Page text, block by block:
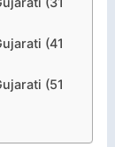
(41
(51